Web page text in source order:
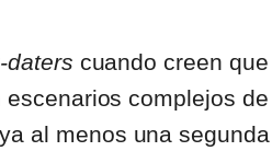
daters cuando creen
complejos
al menos una segunda